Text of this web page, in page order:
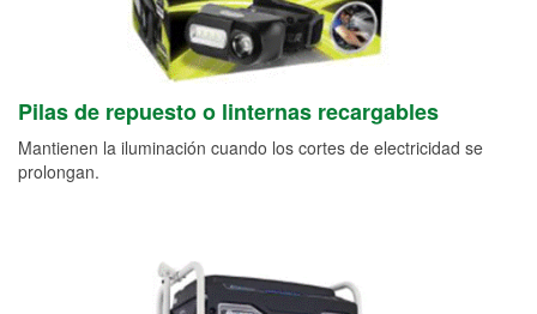
Pilas de repuesto o linternas recargables
Mantienen la iluminación cuando los cortes de electricidad se
prolongan.